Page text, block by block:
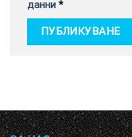
данни *